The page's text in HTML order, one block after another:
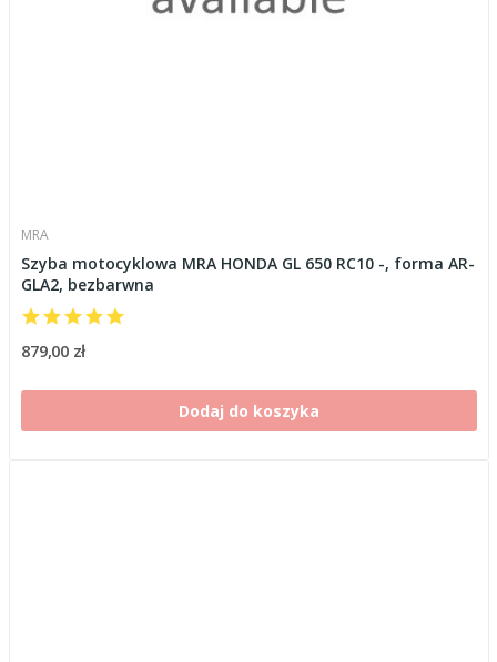
MRA
Szyba motocyklowa MRA HONDA GL 650 RC10 -, forma AR-
GLA2, bezbarwna
879,00 zł
Dodaj do koszyka